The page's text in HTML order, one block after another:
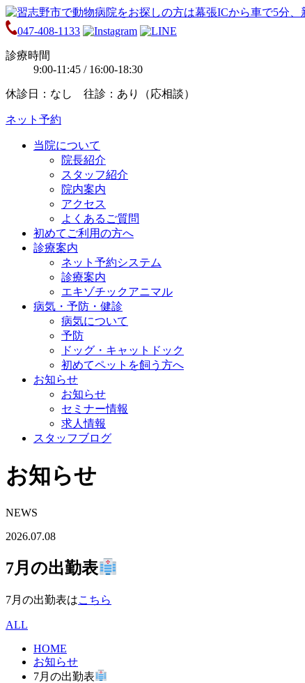
047-408-1133
診療時間
9:00-11:45 / 16:00-18:30
休診日：なし 往診：あり（応相談）
ネット予約
当院について
院長紹介
スタッフ紹介
院内案内
アクセス
よくあるご質問
初めてご利用の方へ
診療案内
ネット予約システム
診療案内
エキゾチックアニマル
病気・予防・健診
病気について
予防
ドッグ・キャットドック
初めてペットを飼う方へ
お知らせ
お知らせ
セミナー情報
求人情報
スタッフブログ
お知らせ
NEWS
2026.07.08
7月の出勤表
7月の出勤表はこちら
ALL
HOME
お知らせ
7月の出勤表